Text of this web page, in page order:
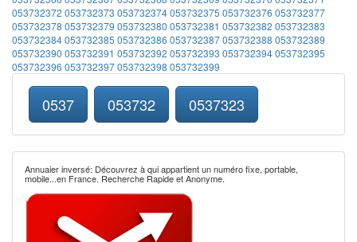
053732372 053732373 053732374053732375 053732376 053732377
053732378 053732379 053732380 053732381 053732382 053732383
053732384053732385 053732386 053732387053732388 053732389
053732390 053732391 053732392 053732393 053732394053732395
053732396 053732397053732398 053732399
0537 053732 0537323
Annuaier inversé: Découvrez à qui appartient un numéro fixe, portable,
mobile...en France. Recherche Rapide et Anonyme.